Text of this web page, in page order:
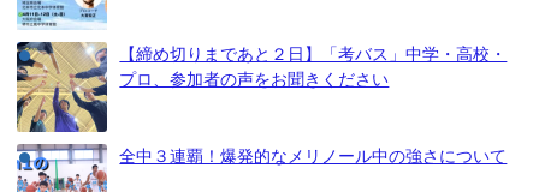
【締め切りまであと２日】「考バス」中学・高校・
プロ、参加者の声をお聞きください
全中３連覇！爆発的なメリノール中の強さについて